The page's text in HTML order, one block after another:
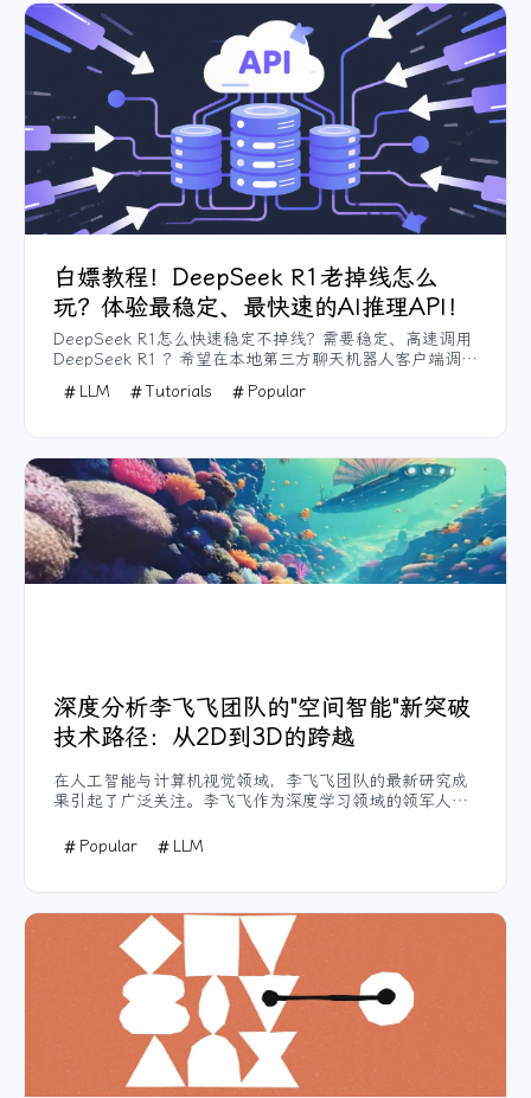
白嫖教程！DeepSeek R1老掉线怎么
玩？体验最稳定、最快速的AI推理API！
DeepSeek R1怎么快速稳定不掉线？需要稳定、高速调用
DeepSeek R1 ？希望在本地第三方聊天机器人客户端调用
一篇文章教会你如何免费使用DeepSeek R1
LLM Tutorials Popular
深度分析李飞飞团队的"空间智能"新突破
技术路径：从2D到3D的跨越
在人工智能与计算机视觉领域，李飞飞团队的最新研究成
果引起了广泛关注。李飞飞作为深度学习领域的领军人
ImageNet，推动了计算机视觉技术的飞速发展。如今，她
Popular LLM